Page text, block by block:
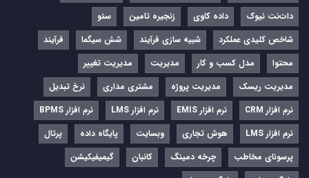
دات‌نت نیوک
داده کاوی زنجیره تامین
سئو
شاخص کلیدی عملکرد
شبیه سازی فرآیند شش سیگما
فرآیند
محتوا
مدل کسب و کار مدیریت
مدیریت تغییر
مدیریت ریسک
مدیریت پروژه مشتری مداری
نرخ تبدیل
نرم‌ افزار CRM
نرم‌ افزار EMIS نرم‌ افزار LMS
نرم افزار BPMS
نرم افزار LMS
هوش تجاری وبسایت پایگاه داده
پرتال
پرسونای مخاطب
چرخه دمینگ کانبان
گیمیفیکیشن